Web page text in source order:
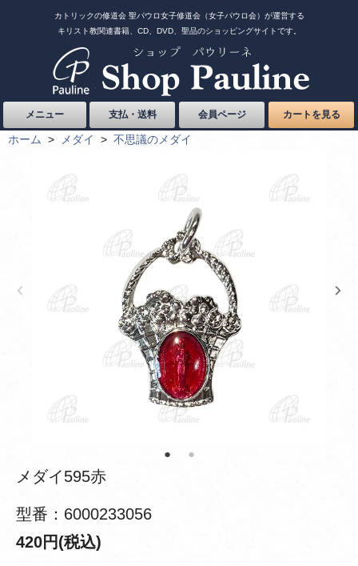
カトリックの修道会 聖パウロ女子修道会（女子パウロ会）が運営する
キリスト教関連書籍、CD、DVD、聖品のショッピングサイトです。
メニュー 支払・送料 会員ページ カートを見る
ホーム > メダイ > 不思議のメダイ
メダイ595赤
型番：6000233056
420円(税込)